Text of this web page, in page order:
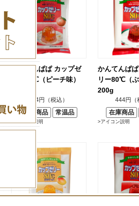
かんてんぱぱ カップゼ
リー80℃（ピーチ味）
444円（税込）
在庫商品 常温品
>アイコン説明
かんてんぱ
リー80℃（ぶ
200g
444円（
在庫商品
>アイコン説明